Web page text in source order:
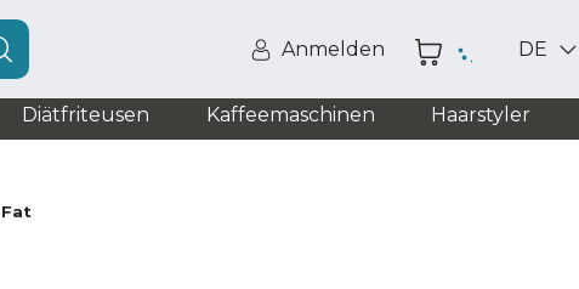
Anmelden DE
Diätfriteusen Kaffeemaschinen Haarstyler